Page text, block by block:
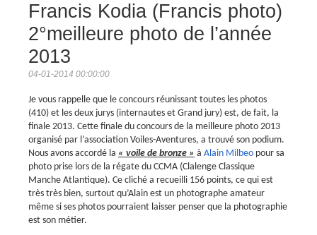
Francis Kodia (Francis photo)
2°meilleure photo de l’année
2013
04-01-2014 00:00:00
Je vous rappelle que le concours réunissant toutes les photos
(410) et les deux jurys (internautes et Grand jury) est, de fait, la
finale 2013. Cette finale du concours de la meilleure photo 2013
organisé par l’association Voiles-Aventures, a trouvé son podium.
Nous avons accordé la « voile de bronze » à Alain Milbeo pour sa
photo prise lors de la régate du CCMA (Clalenge Classique
Manche Atlantique). Ce cliché a recueilli 156 points, ce qui est
très très bien, surtout qu’Alain est un photographe amateur
même si ses photos pourraient laisser penser que la photographie
est son métier.